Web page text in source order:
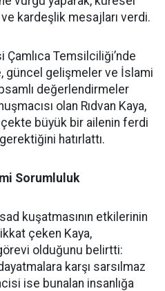
kardeşlik mesajları verdi.
Temsilciliği’nde
güncel gelişmeler ve İslami
değerlendirmeler
olan Rıdvan Kaya,
büyük bir ailenin ferdi
hatırlattı.
Sorumluluk
kuşatmasının etkilerinin
çeken Kaya,
olduğunu belirtti:
karşı sarsılmaz
ise bunalan insanlığa